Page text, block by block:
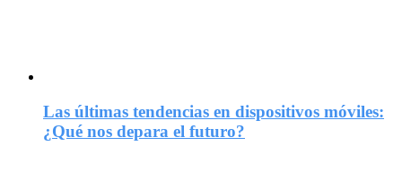
Las últimas tendencias en dispositivos móviles:
¿Qué nos depara el futuro?